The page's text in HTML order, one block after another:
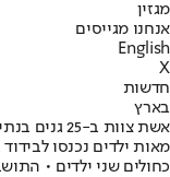
מגזין
אנחנו מגייסים
English
X
חדשות
בארץ
אשת צוות ב-25 גנים בנתיבות אובחנה כחולה - האם יוטל סגר על העיר?
מאות ילדים נכנסו
כחולים שני ילדים •